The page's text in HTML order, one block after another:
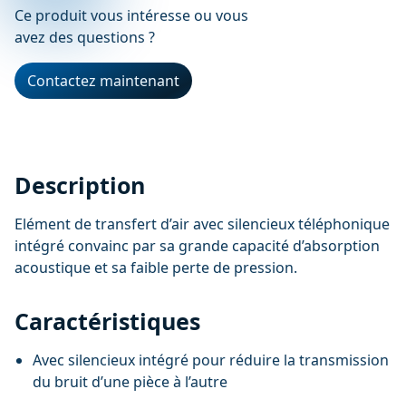
Ce produit vous intéresse ou vous
avez des questions ?
Contactez maintenant
Description
Elément de transfert d’air avec silencieux téléphonique
intégré convainc par sa grande capacité d’absorption
acoustique et sa faible perte de pression.
Caractéristiques
Avec silencieux intégré pour réduire la transmission
du bruit d’une pièce à l’autre